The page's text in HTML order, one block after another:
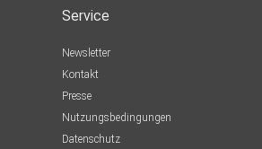
Service
Newsletter
Kontakt
Presse
Nutzungsbedingungen
Datenschutz